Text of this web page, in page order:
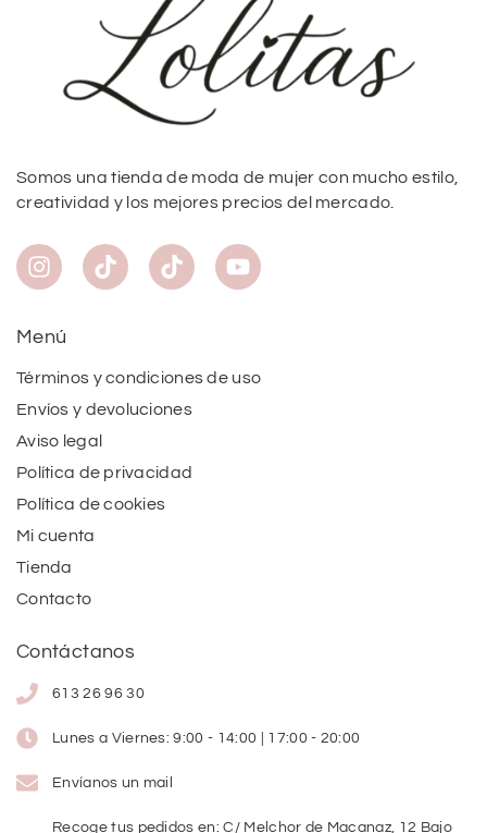
Somos una tienda de moda de mujer con mucho estilo,
creatividad y los mejores precios del mercado.
Menú
Términos y condiciones de uso
Envíos y devoluciones
Aviso legal
Política de privacidad
Política de cookies
Mi cuenta
Tienda
Contacto
Contáctanos
613 26 96 30
Lunes a Viernes: 9:00 - 14:00 | 17:00 - 20:00
Envíanos un mail
Recoge tus pedidos en: C/ Melchor de Macanaz, 12 Bajo